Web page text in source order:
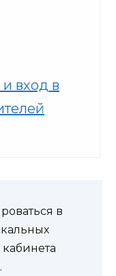
вход в
в